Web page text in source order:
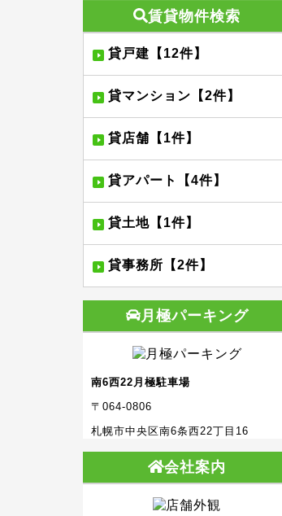
賃貸物件検索
貸戸建【12件】
貸マンション【2件】
貸店舗【1件】
貸アパート【4件】
貸土地【1件】
貸事務所【2件】
月極パーキング
南6西22月極駐車場
〒064-0806
札幌市中央区南6条西22丁目16
会社案内